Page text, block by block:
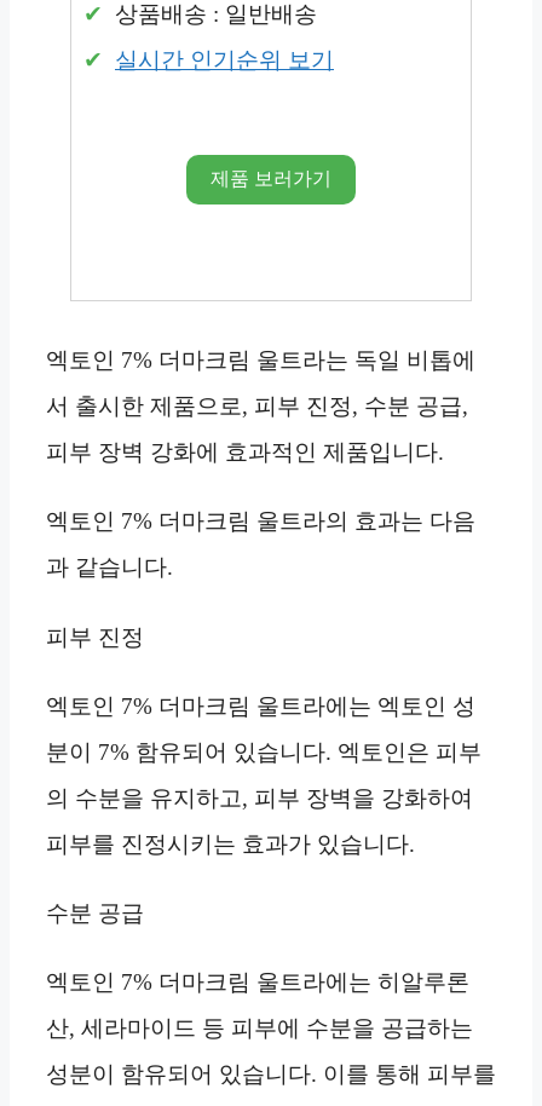
상품배송 : 일반배송
실시간 인기순위 보기
제품 보러가기
엑토인 7% 더마크림 울트라는 독일 비톱에
서 출시한 제품으로, 피부 진정, 수분 공급,
피부 장벽 강화에 효과적인 제품입니다.
엑토인 7% 더마크림 울트라의 효과는 다음
과 같습니다.
피부 진정
엑토인 7% 더마크림 울트라에는 엑토인 성
분이 7% 함유되어 있습니다. 엑토인은 피부
의 수분을 유지하고, 피부 장벽을 강화하여
피부를 진정시키는 효과가 있습니다.
수분 공급
엑토인 7% 더마크림 울트라에는 히알루론
산, 세라마이드 등 피부에 수분을 공급하는
성분이 함유되어 있습니다. 이를 통해 피부를